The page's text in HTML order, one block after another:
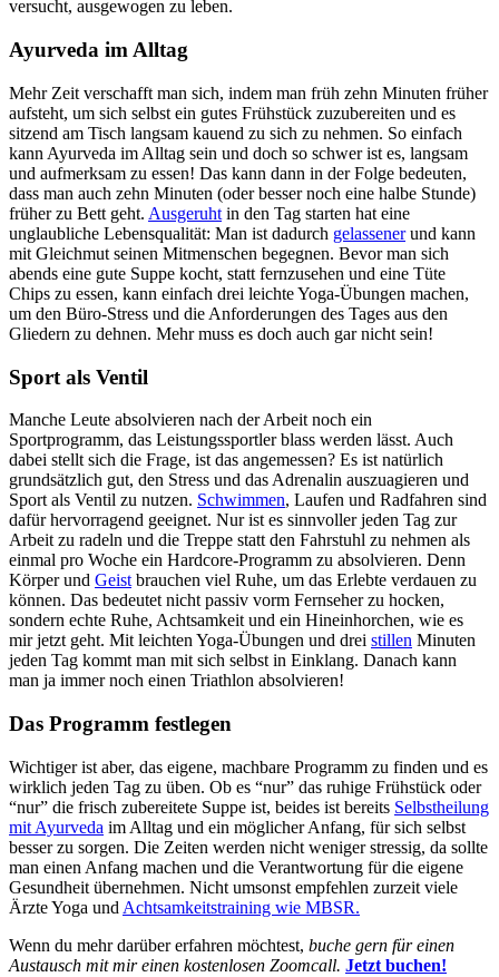
versucht, ausgewogen zu leben.
Ayurveda im Alltag
Mehr Zeit verschafft man sich, indem man früh zehn Minuten früher
aufsteht, um sich selbst ein gutes Frühstück zuzubereiten und es
sitzend am Tisch langsam kauend zu sich zu nehmen. So einfach
kann Ayurveda im Alltag sein und doch so schwer ist es, langsam
und aufmerksam zu essen! Das kann dann in der Folge bedeuten,
dass man auch zehn Minuten (oder besser noch eine halbe Stunde)
früher zu Bett geht. Ausgeruht in den Tag starten hat eine
unglaubliche Lebensqualität: Man ist dadurch gelassenerund kann
mit Gleichmut seinen Mitmenschen begegnen. Bevor man sich
abends eine gute Suppe kocht, statt fernzusehen und eine Tüte
Chips zu essen, kann einfach drei leichte Yoga-Übungen machen,
um den Büro-Stress und die Anforderungen des Tages aus den
Gliedern zu dehnen. Mehr muss es doch auch gar nicht sein!
Sport als Ventil
Manche Leute absolvieren nach der Arbeit noch ein
Sportprogramm, das Leistungssportler blass werden lässt. Auch
dabei stellt sich die Frage, ist das angemessen? Es ist natürlich
grundsätzlich gut, den Stress und das Adrenalin auszuagieren und
Sport als Ventil zu nutzen. Schwimmen, Laufen und Radfahren sind
dafür hervorragend geeignet. Nur ist es sinnvoller jeden Tag zur
Arbeit zu radeln und die Treppe statt den Fahrstuhl zu nehmen als
einmal pro Woche ein Hardcore-Programm zu absolvieren. Denn
Körper und Geist brauchen viel Ruhe, um das Erlebte verdauen zu
können. Das bedeutet nicht passiv vorm Fernseher zu hocken,
sondern echte Ruhe, Achtsamkeit und ein Hineinhorchen, wie es
mir jetzt geht. Mit leichten Yoga-Übungen und drei stillen Minuten
jeden Tag kommt man mit sich selbst in Einklang. Danach kann
man ja immer noch einen Triathlon absolvieren!
Das Programm festlegen
Wichtiger ist aber, das eigene, machbare Programm zu finden und es
wirklich jeden Tag zu üben. Ob es “nur” das ruhige Frühstück oder
“nur” die frisch zubereitete Suppe ist, beides ist bereits Selbstheilung
mit Ayurveda im Alltag und ein möglicher Anfang, für sich selbst
besser zu sorgen. Die Zeiten werden nicht weniger stressig, da sollte
man einen Anfang machen und die Verantwortung für die eigene
Gesundheit übernehmen. Nicht umsonst empfehlen zurzeit viele
Ärzte Yoga und Achtsamkeitstraining wie MBSR.
Wenn du mehr darüber erfahren möchtest, buche gern für einen
Austausch mit mir einen kostenlosen Zoomcall. Jetzt buchen!